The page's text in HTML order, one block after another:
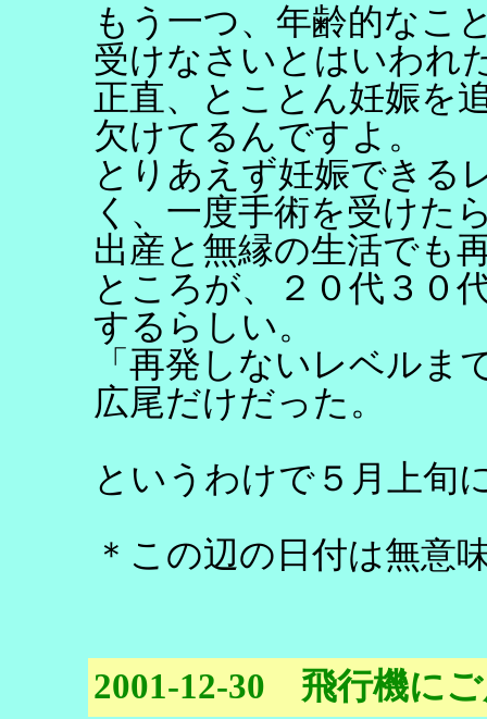
もう一つ、年齢的なこ
受けなさいとはいわれ
正直、とことん妊娠を
欠けてるんですよ。
とりあえず妊娠できる
く、一度手術を受けた
出産と無縁の生活でも
ところが、２０代３０
するらしい。
「再発しないレベルま
広尾だけだった。
というわけで５月上旬
＊この辺の日付は無意
2001-12-30 飛行機に